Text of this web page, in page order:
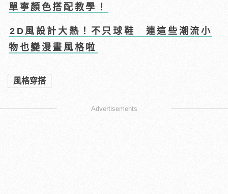
單寧顏色搭配教學！
2D風設計大熱！不只球鞋 連這些潮流小
物也變漫畫風格啦
風格穿搭
Advertisements